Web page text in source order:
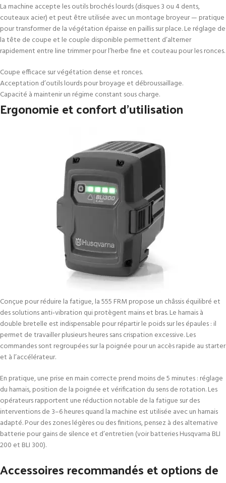
La machine accepte les outils brochés lourds (disques 3 ou 4 dents,
couteaux acier) et peut être utilisée avec un montage broyeur — pratique
pour transformer de la végétation épaisse en paillis sur place. Le réglage de
la tête de coupe et le couple disponible permettent d’alterner
rapidement entre line trimmer pour l’herbe fine et couteau pour les ronces.
Coupe efficace sur végétation dense et ronces.
Acceptation d’outils lourds pour broyage et débroussaillage.
Capacité à maintenir un régime constant sous charge.
Ergonomie et confort d’utilisation
Conçue pour réduire la fatigue, la 555 FRM propose un châssis équilibré et
des solutions anti‑vibration qui protègent mains et bras. Le harnais à
double bretelle est indispensable pour répartir le poids sur les épaules : il
permet de travailler plusieurs heures sans crispation excessive. Les
commandes sont regroupées sur la poignée pour un accès rapide au starter
et à l’accélérateur.
En pratique, une prise en main correcte prend moins de 5 minutes : réglage
du harnais, position de la poignée et vérification du sens de rotation. Les
opérateurs rapportent une réduction notable de la fatigue sur des
interventions de 3–6 heures quand la machine est utilisée avec un harnais
adapté. Pour des zones légères ou des finitions, pensez à des alternative
batterie pour gains de silence et d’entretien (voir batteries Husqvarna BLI
200 et BLI 300).
Accessoires recommandés et options de